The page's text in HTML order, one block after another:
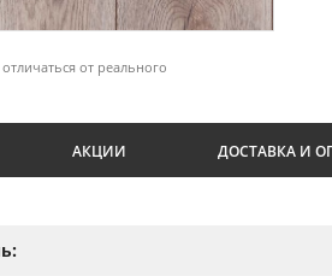
от реального
АКЦИИ ДОСТАВКА И